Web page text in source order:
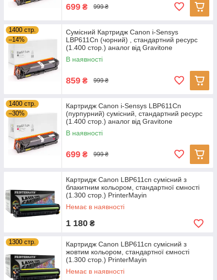
699 ₴ 999 ₴
1400 стр.
–14%
Сумісний Картридж Canon i-Sensys
LBP611Cn (чорний) , стандартний ресурс
(1.400 стор.) аналог від Gravitone
В наявності
859 ₴ 999 ₴
1400 стр.
–30%
Картридж Canon i-Sensys LBP611Cn
(пурпурний) сумісний, стандартний ресурс
(1.400 стор.) аналог від Gravitone
В наявності
699 ₴ 999 ₴
Картридж Canon LBP611cn сумісний з
блакитним кольором, стандартної ємності
(1.300 стор.) PrinterMayin
Немає в наявності
1 180 ₴
1300 стр.
Картридж Canon LBP611cn сумісний з
жовтим кольором, стандартної ємності
(1.300 стор.) PrinterMayin
Немає в наявності